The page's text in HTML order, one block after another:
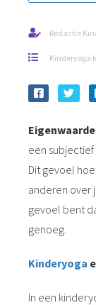
Redactie
Kinderyoga
Eigenwaarde
een subjectief
Dit gevoel
anderen over
gevoel bent
genoeg.
Kinderyoga
In een